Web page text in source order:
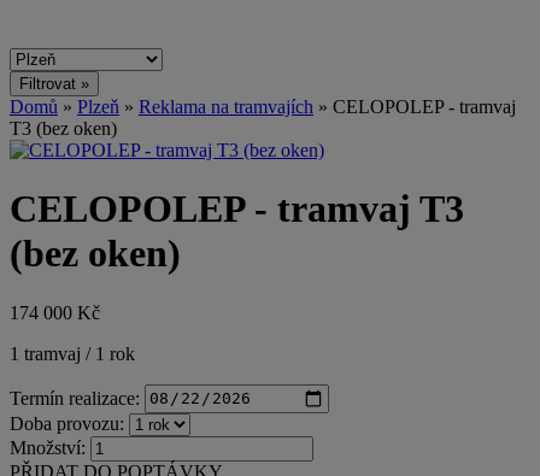
Domů » Plzeň » Reklama na tramvajích » CELOPOLEP - tramvaj
T3 (bez oken)
CELOPOLEP - tramvaj T3
(bez oken)
174 000 Kč
1 tramvaj / 1 rok
Termín realizace:
Doba provozu:
Množství:
PŘIDAT DO POPTÁVKY